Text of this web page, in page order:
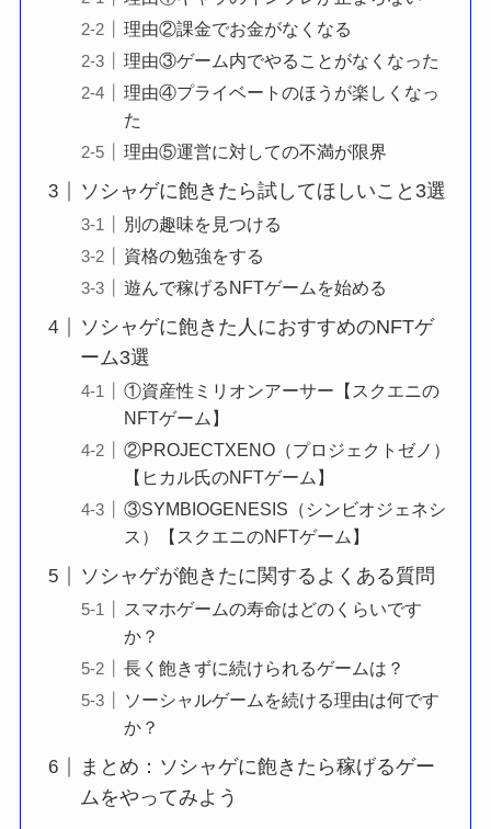
理由②課金でお金がなくなる
理由③ゲーム内でやることがなくなった
理由④プライベートのほうが楽しくなっ
た
理由⑤運営に対しての不満が限界
ソシャゲに飽きたら試してほしいこと3選
別の趣味を見つける
資格の勉強をする
遊んで稼げるNFTゲームを始める
ソシャゲに飽きた人におすすめのNFTゲ
ーム3選
①資産性ミリオンアーサー【スクエニの
NFTゲーム】
②PROJECTXENO（プロジェクトゼノ）
【ヒカル氏のNFTゲーム】
③SYMBIOGENESIS（シンビオジェネシ
ス）【スクエニのNFTゲーム】
ソシャゲが飽きたに関するよくある質問
スマホゲームの寿命はどのくらいです
か？
長く飽きずに続けられるゲームは？
ソーシャルゲームを続ける理由は何です
か？
まとめ：ソシャゲに飽きたら稼げるゲー
ムをやってみよう